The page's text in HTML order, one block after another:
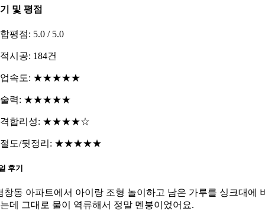
및 평점
평점: 5.0 / 5.0
시공: 184건
업속도: ★★★★★
술력: ★★★★★
격합리성: ★★★★☆
절도/뒷정리: ★★★★★
후기
창동 아파트에서 아이랑 조형 놀이하고 남은 가루를 싱크대에
데 그대로 물이 역류해서 정말 멘붕이었어요.